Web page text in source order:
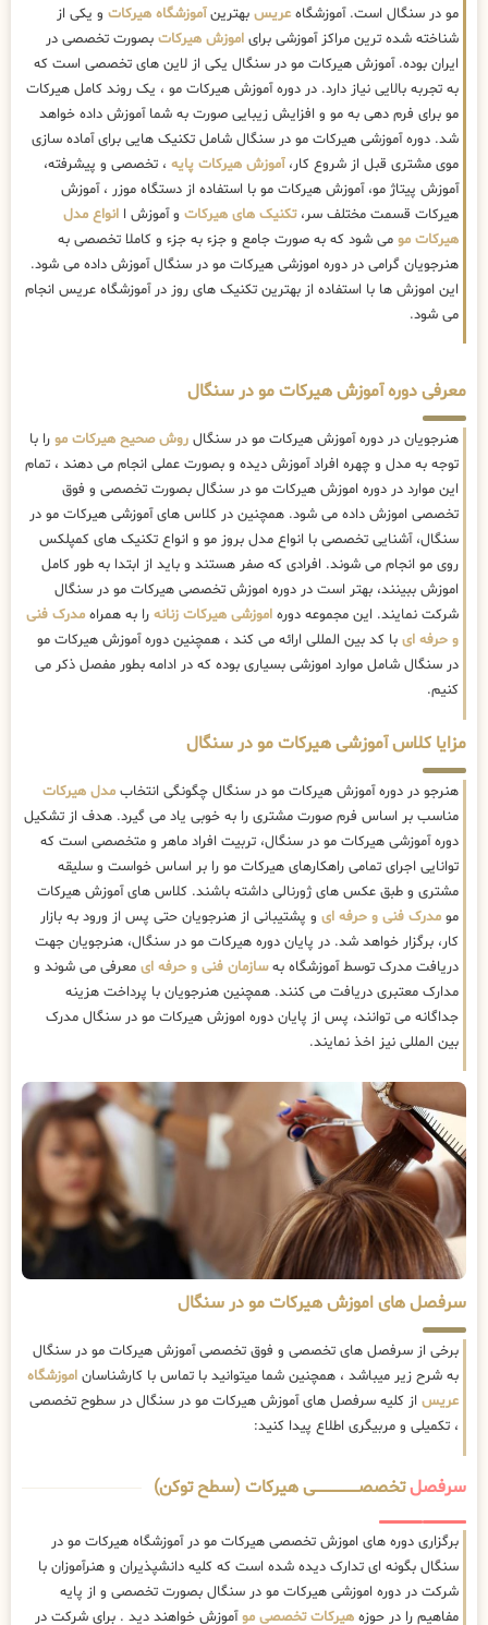
مو در سنگال است. آموزشگاه عریس بهترینآموزشگاه هیرکات و یکی از
شناخته شده ترین مراکز آموزشی برای اموزش هیرکات بصورت تخصصی در
ایران بوده. آموزش هیرکات مو در سنگال یکی از لاین های تخصصی است که
به تجربه بالایی نیاز دارد. در دوره آموزش هیرکات مو ، یک روند کامل هیرکات
مو برای فرم دهی به مو و افزایش زیبایی صورت به شما آموزش داده خواهد
شد. دوره آموزشی هیرکات مو در سنگال شامل تکنیک هایی برای آماده سازی
موی مشتری قبل از شروع کار،آموزش هیرکات پایه ، تخصصی و پیشرفته،
آموزش پیتاژ مو، آموزش هیرکات مو با استفاده از دستگاه موزر ، آموزش
هیرکات قسمت مختلف سر،تکنیک های هیرکات و آموزش ا انواع مدل
هیرکات مو می شود که به صورت جامع و جزء به جزء و کاملا تخصصی به
هنرجویان گرامی در دوره اموزشی هیرکات مو در سنگال آموزش داده می شود.
این اموزش ها با استفاده از بهترین تکنیک های روز در آموزشگاه عریس انجام
می شود.
معرفی دوره آموزش هیرکات مو در سنگال
هنرجویان در دوره آموزش هیرکات مو در سنگال روش صحیح هیرکات مو را با
توجه به مدل و چهره افراد آموزش دیده و بصورت عملی انجام می دهند ، تمام
این موارد در دوره اموزش هیرکات مو در سنگال بصورت تخصصی و فوق
تخصصی اموزش داده می شود. همچنین در کلاس های آموزشی هیرکات مو در
سنگال، آشنایی تخصصی با انواع مدل بروز مو و انواع تکنیک های کمپلکس
روی مو انجام می شوند. افرادی که صفر هستند و باید از ابتدا به طور کامل
اموزش ببینند، بهتر است در دوره اموزش تخصصی هیرکات مو در سنگال
شرکت نمایند. این مجموعه دوره اموزشی هیرکات زنانه را به همراه مدرک فنی
و حرفه ای با کد بین المللی ارائه می کند ، همچنین دوره آموزش هیرکات مو
در سنگال شامل موارد اموزشی بسیاری بوده که در ادامه بطور مفصل ذکر می
کنیم.
مزایا کلاس آموزشی هیرکات مو در سنگال
هنرجو در دوره آموزش هیرکات مو در سنگال چگونگی انتخاب مدل هیرکات
مناسب بر اساس فرم صورت مشتری را به خوبی یاد می گیرد. هدف از تشکیل
دوره آموزشی هیرکات مو در سنگال، تربیت افراد ماهر و متخصصی است که
توانایی اجرای تمامی راهکارهای هیرکات مو را بر اساس خواست و سلیقه
مشتری و طبق عکس های ژورنالی داشته باشند. کلاس های آموزش هیرکات
مو مدرک فنی و حرفه ای و پشتیبانی از هنرجویان حتی پس از ورود به بازار
کار، برگزار خواهد شد. در پایان دوره هیرکات مو در سنگال، هنرجویان جهت
دریافت مدرک توسط آموزشگاه بهسازمان فنی و حرفه ای معرفی می شوند و
مدارک معتبری دریافت می کنند. همچنین هنرجویان با پرداخت هزینه
جداگانه می توانند، پس از پایان دوره اموزش هیرکات مو در سنگال مدرک
بین المللی نیز اخذ نمایند.
سرفصل های اموزش هیرکات مو در سنگال
برخی از سرفصل های تخصصی و فوق تخصصی آموزش هیرکات مو در سنگال
به شرح زیر میباشد ، همچنین شما میتوانید با تماس با کارشناسان اموزشگاه
عریس از کلیه سرفصل های آموزش هیرکات مو در سنگال در سطوح تخصصی
، تکمیلی و مربیگری اطلاع پیدا کنید:
سرفصلتخصصــــــــــــــــــــی هیرکات (سطح توکن)
برگزاری دوره های اموزش تخصصی هیرکات مو در آموزشگاه هیرکات مو در
سنگال بگونه ای تدارک دیده شده است که کلیه دانشپذیران و هنرآموزان با
شرکت در دوره اموزشی هیرکات مو در سنگال بصورت تخصصی و از پایه
مفاهیم را در حوزه هیرکات تخصصی موآموزش خواهند دید . برای شرکت در